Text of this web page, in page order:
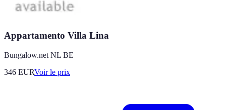
Appartamento Villa Lina
Bungalow.net NL BE
346 EURVoir le prix